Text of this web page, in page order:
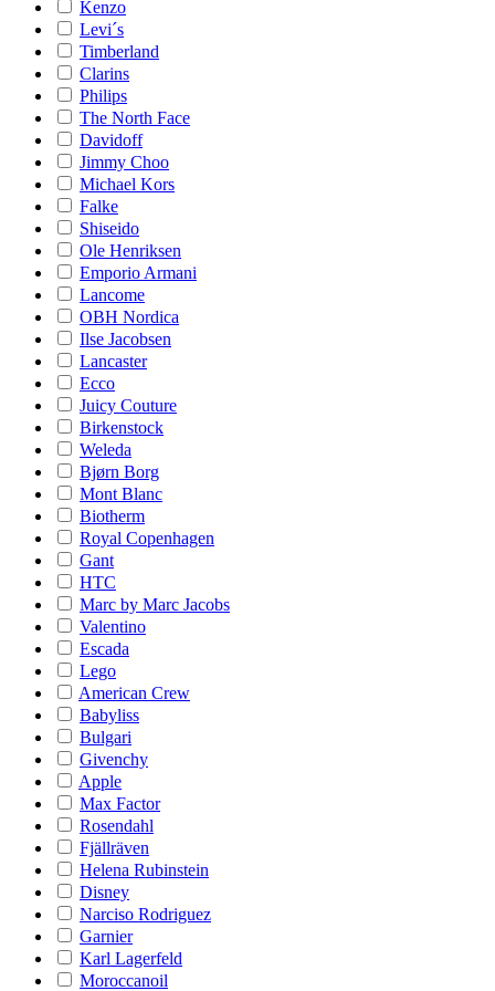
Kenzo
Levi´s
Timberland
Clarins
Philips
The North Face
Davidoff
Jimmy Choo
Michael Kors
Falke
Shiseido
Ole Henriksen
Emporio Armani
Lancome
OBH Nordica
Ilse Jacobsen
Lancaster
Ecco
Juicy Couture
Birkenstock
Weleda
Bjørn Borg
Mont Blanc
Biotherm
Royal Copenhagen
Gant
HTC
Marc by Marc Jacobs
Valentino
Escada
Lego
American Crew
Babyliss
Bulgari
Givenchy
Apple
Max Factor
Rosendahl
Fjällräven
Helena Rubinstein
Disney
Narciso Rodriguez
Garnier
Karl Lagerfeld
Moroccanoil